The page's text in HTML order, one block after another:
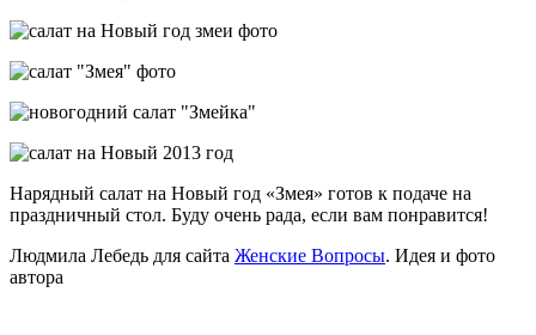
Нарядный салат на Новый год «Змея» готов к подаче на
праздничный стол. Буду очень рада, если вам понравится!
Людмила Лебедь для сайта Женские Вопросы. Идея и фото
автора